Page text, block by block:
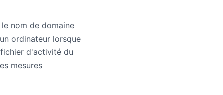
nom de domaine
ordinateur lorsque
d'activité du
mesures